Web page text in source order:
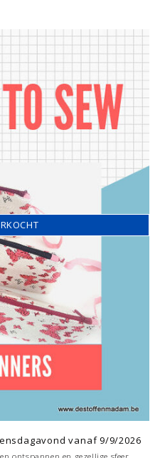
vanaf 9/9/2026